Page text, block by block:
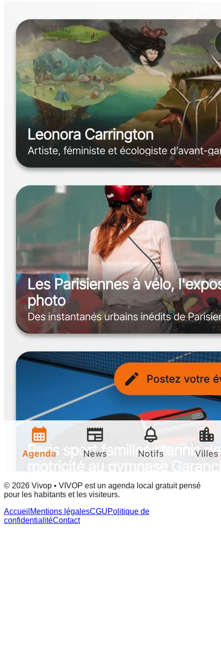
© 2026 Vivop • VIVOP est un agenda local gratuit pensé
pour les habitants et les visiteurs.
Accueil Mentions légalesCGUPolitique de
confidentialitéContact